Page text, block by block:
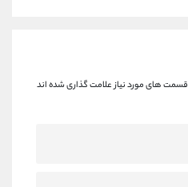
قسمت های مورد نیاز علامت گذاری شده اند